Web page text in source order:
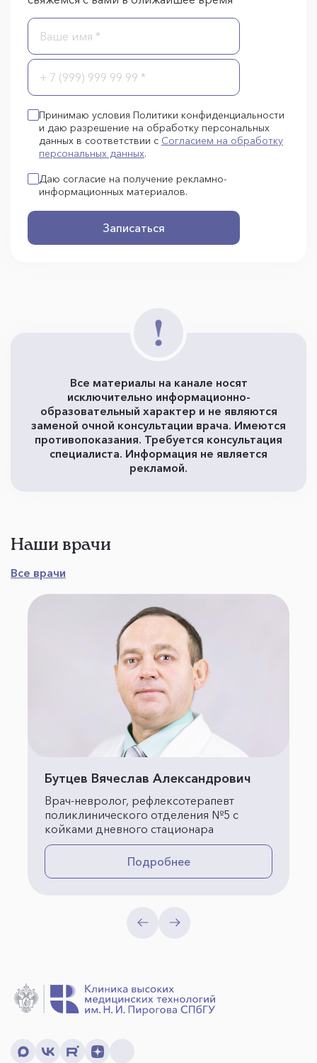
Принимаю условия Политики конфиденциальности
и даю разрешение на обработку персональных
данных в соответствии с Согласием на обработку
персональных данных.
Даю согласие на получение рекламно-
информационных материалов.
Записаться
Все материалы на канале носят
исключительно информационно-
образовательный характер и не являются
заменой очной консультации врача. Имеются
противопоказания. Требуется консультация
специалиста. Информация не является
рекламой.
Наши врачи
Все врачи
Бутцев Вячеслав Александрович
Врач-невролог, рефлексотерапевт
поликлинического отделения №5 с
койками дневного стационара
Подробнее